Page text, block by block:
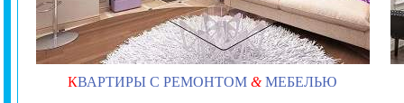
КВАРТИРЫ С РЕМОНТОМ&МЕБЕЛЬЮ